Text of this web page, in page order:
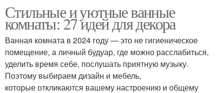
Стильные и уютные ванные
комнаты: 27 идей для декора
Ванная комната в 2024 году — это не гигиеническое
помещение, а личный будуар, где можно расслабиться,
уделить время себе, послушать приятную музыку.
Поэтому выбираем дизайн и мебель,
которые откликаются вашему настроению и общему